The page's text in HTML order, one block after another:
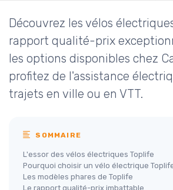
Découvrez les vélos
rapport qualité-prix
les options disponibles chez
profitez de l'assistance
trajets en ville ou en VTT.
SOMMAIRE
L'essor des vélos électriques Toplife
Pourquoi choisir un vélo électrique
Les modèles phares de Toplife
Le rapport qualité-prix imbattable